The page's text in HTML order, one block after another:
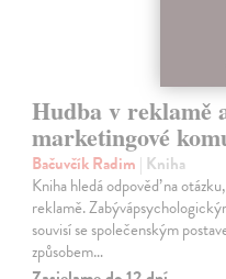
Hudba v reklamě
marketingové
Bačuvčík Radim | Kniha
Kniha hledá odpověď na
reklamě.
souvisí se společenským
způsobem…